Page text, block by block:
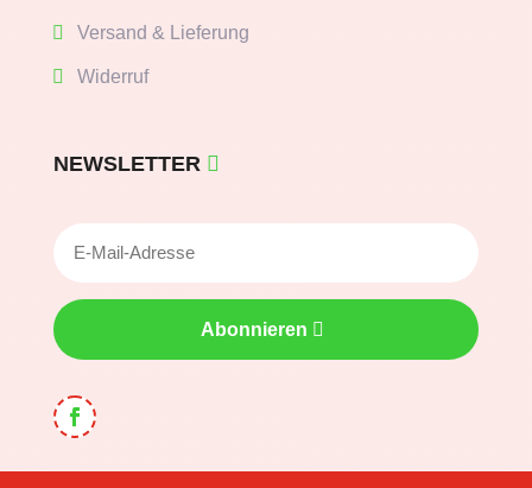
Versand & Lieferung
Widerruf
NEWSLETTER
Abonnieren